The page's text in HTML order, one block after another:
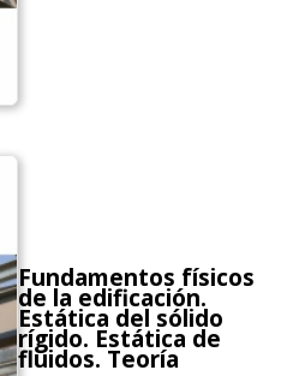
Fundamentos físicos
de la edificación.
Estática del sólido
rígido. Estática de
fluidos. Teoría